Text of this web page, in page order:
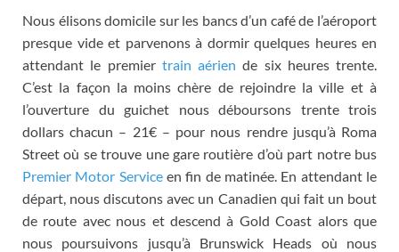
Nous élisons domicile sur les bancs d’un café de l’aéroport
presque vide et parvenons à dormir quelques heures en
attendant le premier train aérien de six heures trente.
C’est la façon la moins chère de rejoindre la ville et à
l’ouverture du guichet nous déboursons trente trois
dollars chacun – 21€ – pour nous rendre jusqu’à Roma
Street où se trouve une gare routière d’où part notre bus
Premier Motor Service en fin de matinée. En attendant le
départ, nous discutons avec un Canadien qui fait un bout
de route avec nous et descend à Gold Coast alors que
nous poursuivons jusqu’à Brunswick Heads où nous